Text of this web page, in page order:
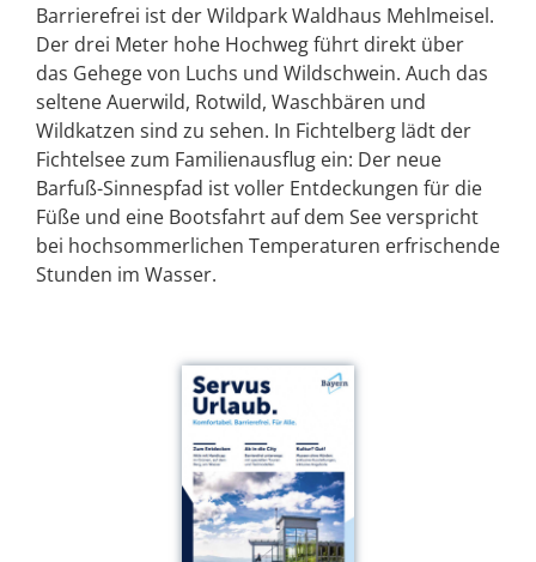
Barrierefrei ist der Wildpark Waldhaus Mehlmeisel.
Der drei Meter hohe Hochweg führt direkt über
das Gehege von Luchs und Wildschwein. Auch das
seltene Auerwild, Rotwild, Waschbären und
Wildkatzen sind zu sehen. In Fichtelberg lädt der
Fichtelsee zum Familienausflug ein: Der neue
Barfuß-Sinnespfad ist voller Entdeckungen für die
Füße und eine Bootsfahrt auf dem See verspricht
bei hochsommerlichen Temperaturen erfrischende
Stunden im Wasser.